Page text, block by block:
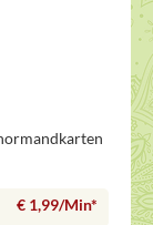
€ 1,99/Min*